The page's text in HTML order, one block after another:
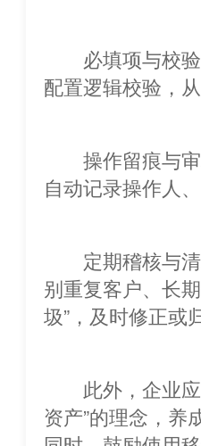
必填项与校验
配置逻辑校验，
操作留痕与审核
自动记录操作人
定期稽核与清理
别重复客户、长
圾”，及时修正或
此外，企业应
资产”的理念，养